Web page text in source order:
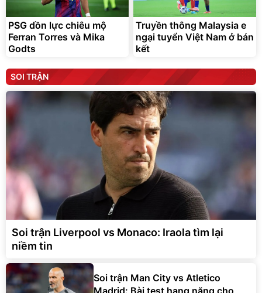
PSG dồn lực chiêu mộ
Ferran Torres và Mika
Godts
Truyền thông Malaysia e
ngại tuyển Việt Nam ở bán
kết
SOI TRẬN
Soi trận Liverpool vs Monaco: Iraola tìm lại
niềm tin
Soi trận Man City vs Atletico